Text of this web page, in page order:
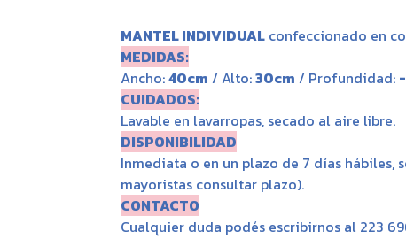
MANTEL INDIVIDUALconfeccionado en
MEDIDAS:
Ancho:40cm / Alto:30cm / Profundidad: -
CUIDADOS:
Lavable en lavarropas, secado al aire libre.
DISPONIBILIDAD
Inmediata o en un plazo de 7 días hábiles,
mayoristas consultar plazo).
CONTACTO
Cualquier duda podés escribirnos al 223